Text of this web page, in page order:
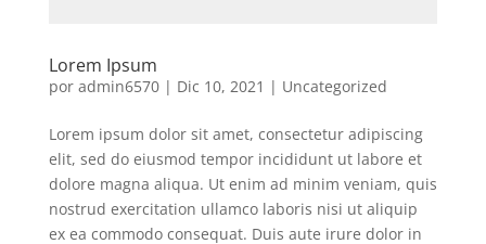
Lorem Ipsum
por admin6570| Dic 10, 2021 | Uncategorized
Lorem ipsum dolor sit amet, consectetur adipiscing
elit, sed do eiusmod tempor incididunt ut labore et
dolore magna aliqua. Ut enim ad minim veniam, quis
nostrud exercitation ullamco laboris nisi ut aliquip
ex ea commodo consequat. Duis aute irure dolor in